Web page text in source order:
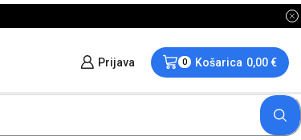
Prijava 0 Košarica 0,00€